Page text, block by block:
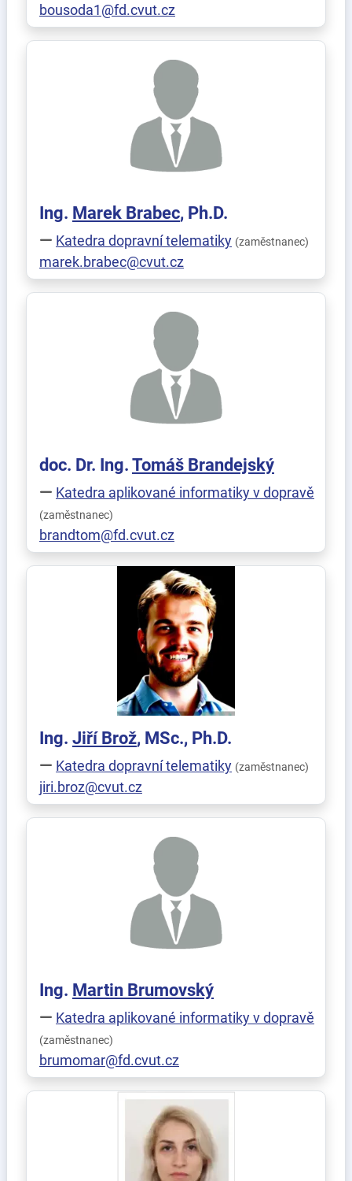
bousoda1@fd.cvut.cz
Ing. Marek Brabec, Ph.D.
Katedra dopravní telematiky (zaměstnanec)
marek.brabec@cvut.cz
doc. Dr. Ing. Tomáš Brandejský
Katedra aplikované informatiky v dopravě
(zaměstnanec)
brandtom@fd.cvut.cz
Ing. Jiří Brož, MSc., Ph.D.
Katedra dopravní telematiky (zaměstnanec)
jiri.broz@cvut.cz
Ing. Martin Brumovský
Katedra aplikované informatiky v dopravě
(zaměstnanec)
brumomar@fd.cvut.cz